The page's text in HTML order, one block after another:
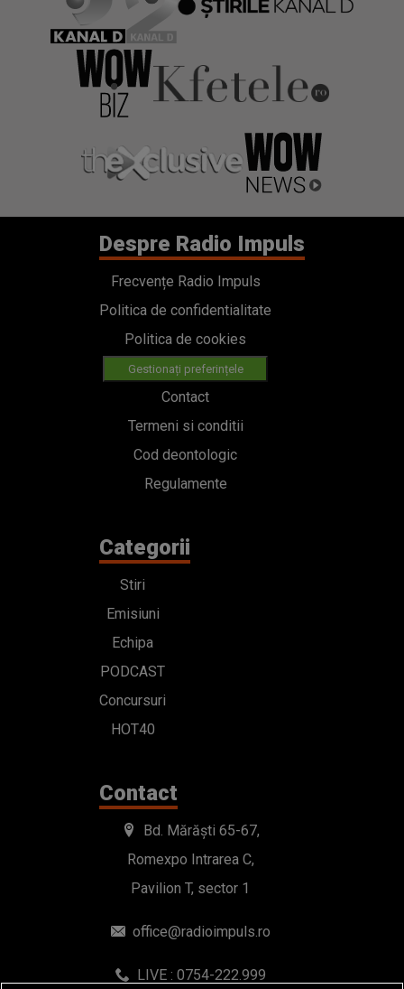
Despre Radio Impuls
Frecvențe Radio Impuls
Politica de confidentialitate
Politica de cookies
Gestionați preferințele
Contact
Termeni si conditii
Cod deontologic
Regulamente
Categorii
Stiri
Emisiuni
Echipa
PODCAST
Concursuri
HOT40
Contact
Bd. Mărăști 65-67,
Romexpo Intrarea C,
Pavilion T, sector 1
office@radioimpuls.ro
LIVE : 0754-222.999